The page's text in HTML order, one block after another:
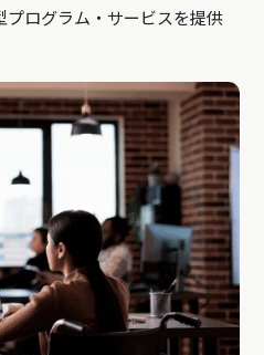
プログラム・サービスを提供